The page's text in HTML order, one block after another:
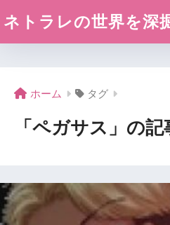
ネトラレの世界を深
ホーム タグ
「ペガサス」の記